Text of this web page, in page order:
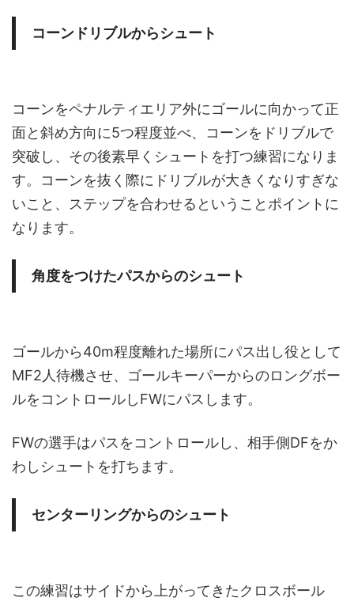
コーンドリブルからシュート
コーンをペナルティエリア外にゴールに向かって正
面と斜め方向に5つ程度並べ、コーンをドリブルで
突破し、その後素早くシュートを打つ練習になりま
す。コーンを抜く際にドリブルが大きくなりすぎな
いこと、ステップを合わせるということポイントに
なります。
角度をつけたパスからのシュート
ゴールから40m程度離れた場所にパス出し役として
MF2人待機させ、ゴールキーパーからのロングボー
ルをコントロールしFWにパスします。
FWの選手はパスをコントロールし、相手側DFをか
わしシュートを打ちます。
センターリングからのシュート
この練習はサイドから上がってきたクロスボール